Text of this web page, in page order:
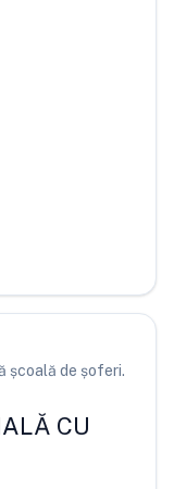
școală de șoferi.
CU